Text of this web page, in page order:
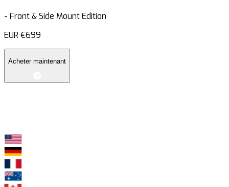
- Front & Side Mount Edition
EUR €699
Acheter maintenant